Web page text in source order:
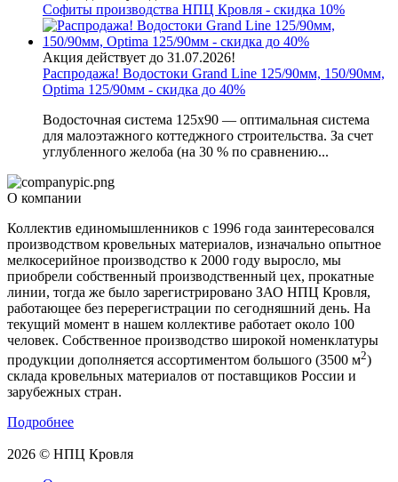
Софиты производства НПЦ Кровля - скидка 10%
Акция действует до 31.07.2026!
Распродажа! Водостоки Grand Line 125/90мм, 150/90мм,
Optima 125/90мм - скидка до 40%
Водосточная система 125х90 — оптимальная система
для малоэтажного коттеджного строительства. За счет
углубленного желоба (на 30 % по сравнению...
О компании
Коллектив единомышленников с 1996 года заинтересовался
производством кровельных материалов, изначально опытное
мелкосерийное производство к 2000 году выросло, мы
приобрели собственный производственный цех, прокатные
линии, тогда же было зарегистрировано ЗАО НПЦ Кровля,
работающее без перерегистрации по сегодняшний день. На
текущий момент в нашем коллективе работает около 100
человек. Собственное производство широкой номенклатуры
продукции дополняется ассортиментом большого (3500 м2)
склада кровельных материалов от поставщиков России и
зарубежных стран.
Подробнее
2026 © НПЦ Кровля